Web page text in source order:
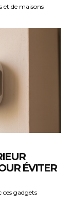
et de maisons
ÉVITER
ces gadgets